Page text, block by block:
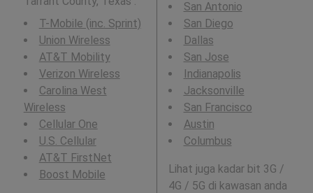
T-Mobile (inc. Sprint)
Union Wireless
AT&T Mobility
Verizon Wireless
Carolina West
Wireless
Cellular One
U.S. Cellular
AT&T FirstNet
Boost Mobile
San Antonio
San Diego
Dallas
San Jose
Indianapolis
Jacksonville
San Francisco
Austin
Columbus
Lihat juga kadar bit 3G /
4G / 5G di kawasan anda